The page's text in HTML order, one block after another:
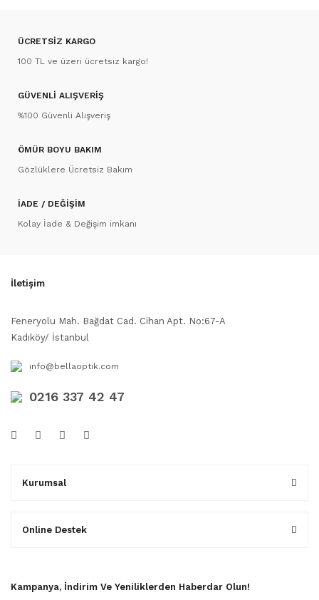
ÜCRETSİZ KARGO
100 TL ve üzeri ücretsiz kargo!
GÜVENLİ ALIŞVERİŞ
%100 Güvenli Alışveriş
ÖMÜR BOYU BAKIM
Gözlüklere Ücretsiz Bakım
İADE / DEĞİŞİM
Kolay İade & Değişim imkanı
İletişim
Feneryolu Mah. Bağdat Cad. Cihan Apt. No:67-A
Kadıköy/ İstanbul
info@bellaoptik.com
0216 337 42 47
Kurumsal
Online Destek
Kampanya, İndirim Ve Yeniliklerden Haberdar Olun!